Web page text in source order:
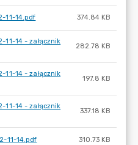
11-14.pdf 374.84 KB
11-14 - załącznik
282.78 KB
11-14 - załącznik
197.8 KB
11-14 - załącznik
337.18 KB
11-14.pdf 310.73 KB